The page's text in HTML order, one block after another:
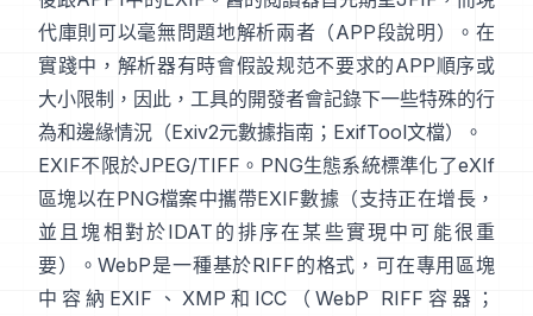
代庫則可以毫無問題地解析兩者（APP段說明 ）。在
實踐中，解析器有時會假設规范不要求的APP順序或
大小限制，因此，工具的開發者會記錄下一些特殊的行
為和邊緣情況（Exiv2元數據指南 ； ExifTool文檔）。
EXIF不限於JPEG/TIFF。PNG生態系統標準化了eXIf
區塊以在PNG檔案中攜帶EXIF數據（支持正在增長，
並且塊相對於IDAT的排序在某些實現中可能很重
要）。WebP是一種基於RIFF的格式，可在專用區塊
中容納EXIF、XMP和ICC（WebP RIFF容器 ；